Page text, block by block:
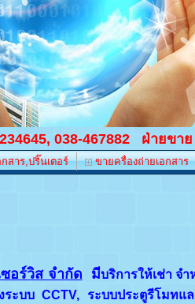
038-467882 ฝ่ายข
สาร,ปริ๊นเตอร์
ขายครื่องถ่ายเอกสาร
อร์วิส จำกัด มีบริการให้เช่า จ
ะบบ CCTV, ระบบประตูรีโมทแ